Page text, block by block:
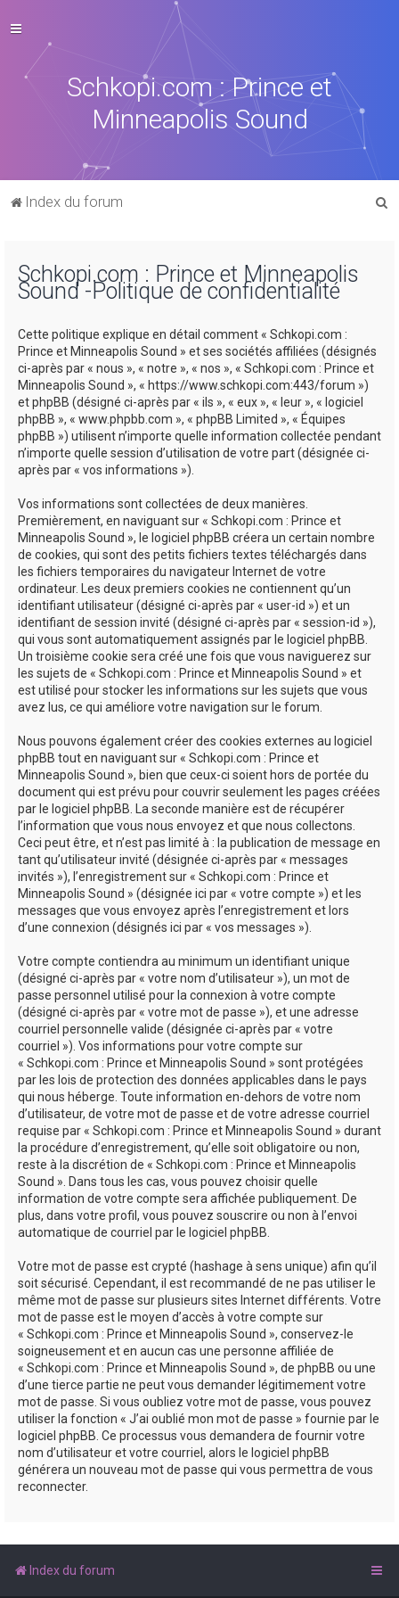
Schkopi.com : Prince et
Minneapolis Sound
Index du forum
Schkopi.com : Prince et Minneapolis
Sound -Politique de confidentialité
Cette politique explique en détail comment « Schkopi.com :
Prince et Minneapolis Sound » et ses sociétés affiliées (désignés
ci-après par « nous », « notre », « nos », « Schkopi.com : Prince et
Minneapolis Sound », « https://www.schkopi.com:443/forum »)
et phpBB (désigné ci-après par « ils », « eux », « leur », « logiciel
phpBB », « www.phpbb.com », « phpBB Limited », « Équipes
phpBB ») utilisent n’importe quelle information collectée pendant
n’importe quelle session d’utilisation de votre part (désignée ci-
après par « vos informations »).
Vos informations sont collectées de deux manières.
Premièrement, en naviguant sur « Schkopi.com : Prince et
Minneapolis Sound », le logiciel phpBB créera un certain nombre
de cookies, qui sont des petits fichiers textes téléchargés dans
les fichiers temporaires du navigateur Internet de votre
ordinateur. Les deux premiers cookies ne contiennent qu’un
identifiant utilisateur (désigné ci-après par « user-id ») et un
identifiant de session invité (désigné ci-après par « session-id »),
qui vous sont automatiquement assignés par le logiciel phpBB.
Un troisième cookie sera créé une fois que vous naviguerez sur
les sujets de « Schkopi.com : Prince et Minneapolis Sound » et
est utilisé pour stocker les informations sur les sujets que vous
avez lus, ce qui améliore votre navigation sur le forum.
Nous pouvons également créer des cookies externes au logiciel
phpBB tout en naviguant sur « Schkopi.com : Prince et
Minneapolis Sound », bien que ceux-ci soient hors de portée du
document qui est prévu pour couvrir seulement les pages créées
par le logiciel phpBB. La seconde manière est de récupérer
l’information que vous nous envoyez et que nous collectons.
Ceci peut être, et n’est pas limité à : la publication de message en
tant qu’utilisateur invité (désignée ci-après par « messages
invités »), l’enregistrement sur « Schkopi.com : Prince et
Minneapolis Sound » (désignée ici par « votre compte ») et les
messages que vous envoyez après l’enregistrement et lors
d’une connexion (désignés ici par « vos messages »).
Votre compte contiendra au minimum un identifiant unique
(désigné ci-après par « votre nom d’utilisateur »), un mot de
passe personnel utilisé pour la connexion à votre compte
(désigné ci-après par « votre mot de passe »), et une adresse
courriel personnelle valide (désignée ci-après par « votre
courriel »). Vos informations pour votre compte sur
« Schkopi.com : Prince et Minneapolis Sound » sont protégées
par les lois de protection des données applicables dans le pays
qui nous héberge. Toute information en-dehors de votre nom
d’utilisateur, de votre mot de passe et de votre adresse courriel
requise par « Schkopi.com : Prince et Minneapolis Sound » durant
la procédure d’enregistrement, qu’elle soit obligatoire ou non,
reste à la discrétion de « Schkopi.com : Prince et Minneapolis
Sound ». Dans tous les cas, vous pouvez choisir quelle
information de votre compte sera affichée publiquement. De
plus, dans votre profil, vous pouvez souscrire ou non à l’envoi
automatique de courriel par le logiciel phpBB.
Votre mot de passe est crypté (hashage à sens unique) afin qu’il
soit sécurisé. Cependant, il est recommandé de ne pas utiliser le
même mot de passe sur plusieurs sites Internet différents. Votre
mot de passe est le moyen d’accès à votre compte sur
« Schkopi.com : Prince et Minneapolis Sound », conservez-le
soigneusement et en aucun cas une personne affiliée de
« Schkopi.com : Prince et Minneapolis Sound », de phpBB ou une
d’une tierce partie ne peut vous demander légitimement votre
mot de passe. Si vous oubliez votre mot de passe, vous pouvez
utiliser la fonction « J’ai oublié mon mot de passe » fournie par le
logiciel phpBB. Ce processus vous demandera de fournir votre
nom d’utilisateur et votre courriel, alors le logiciel phpBB
générera un nouveau mot de passe qui vous permettra de vous
reconnecter.
Index du forum